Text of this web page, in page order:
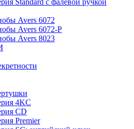
Standard с фалевой ручкой
Avers 6072
Avers 6072-P
Avers 8023
4KC
CD
Premier